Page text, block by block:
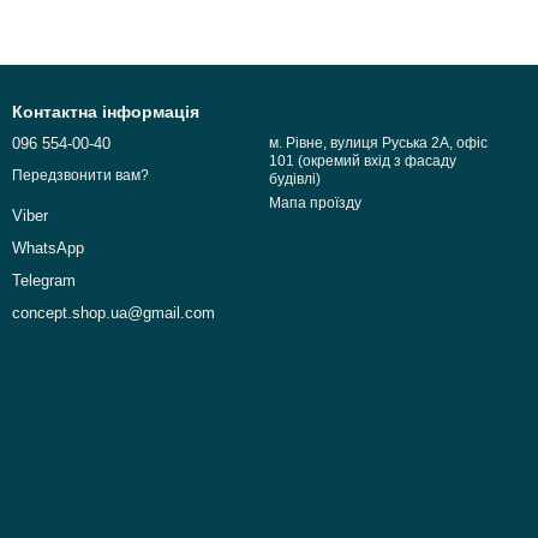
Контактна інформація
096 554-00-40
Передзвонити вам?
Viber
WhatsApp
Telegram
concept.shop.ua@gmail.com
м. Рівне, вулиця Руська 2А, офіс
101 (окремий вхід з фасаду
будівлі)
Мапа проїзду